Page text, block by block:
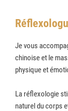
Je vous
chinoise et le
physique et
La réflexologie
naturel du corps